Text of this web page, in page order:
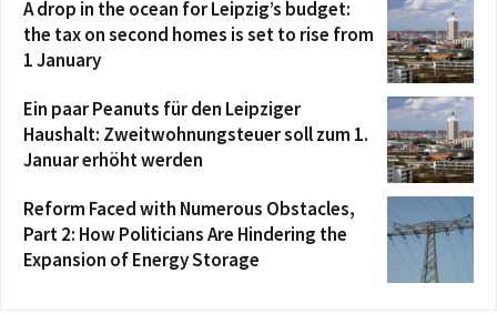
A drop in the ocean for Leipzig’s budget:
the tax on second homes is set to rise from
1 January
Ein paar Peanuts für den Leipziger
Haushalt: Zweitwohnungsteuer soll zum 1.
Januar erhöht werden
Reform Faced with Numerous Obstacles,
Part 2: How Politicians Are Hindering the
Expansion of Energy Storage